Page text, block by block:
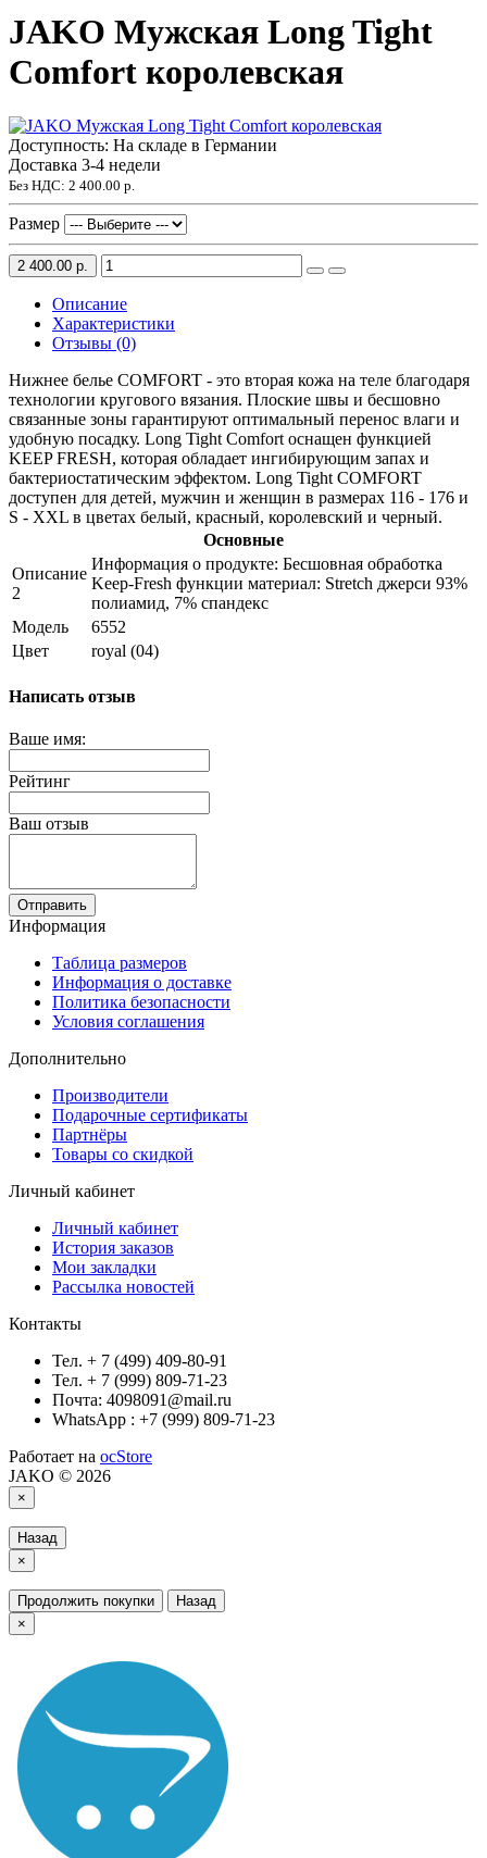
JAKO Мужская Long Tight
Comfort королевская
Доступность: На складе в Германии
Доставка 3-4 недели
Без НДС: 2 400.00 р.
Размер
2 400.00 р.
Описание
Характеристики
Отзывы (0)
Нижнее белье COMFORT - это вторая кожа на теле благодаря
технологии кругового вязания. Плоские швы и бесшовно
связанные зоны гарантируют оптимальный перенос влаги и
удобную посадку. Long Tight Comfort оснащен функцией
KEEP FRESH, которая обладает ингибирующим запах и
бактериостатическим эффектом. Long Tight COMFORT
доступен для детей, мужчин и женщин в размерах 116 - 176 и
S - XXL в цветах белый, красный, королевский и черный.
Основные
Описание
2
Информация о продукте: Бесшовная обработка
Keep-Fresh функции материал: Stretch джерси 93%
полиамид, 7% спандекс
Модель
6552
Цвет
royal (04)
Написать отзыв
Ваше имя:
Рейтинг
Ваш отзыв
Отправить
Информация
Таблица размеров
Информация о доставке
Политика безопасности
Условия соглашения
Дополнительно
Производители
Подарочные сертификаты
Партнёры
Товары со скидкой
Личный кабинет
Личный кабинет
История заказов
Мои закладки
Рассылка новостей
Контакты
Тел. + 7 (499) 409-80-91
Тел. + 7 (999) 809-71-23
Почта: 4098091@mail.ru
WhatsApp : +7 (999) 809-71-23
Работает на ocStore
JAKO © 2026
×
Назад
×
Продолжить покупки
Назад
×